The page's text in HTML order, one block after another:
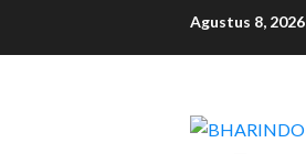
Agustus 8, 2026